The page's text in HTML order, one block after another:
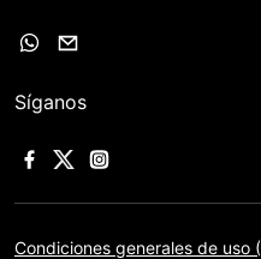
Síganos
Condiciones generales de uso